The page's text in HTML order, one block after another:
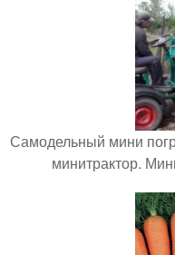
Самодельный мини
минитрактор.